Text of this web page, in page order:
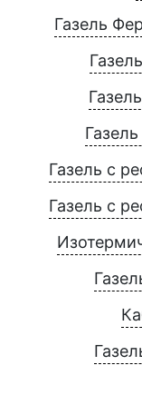
Газель
Газель с
Газель с